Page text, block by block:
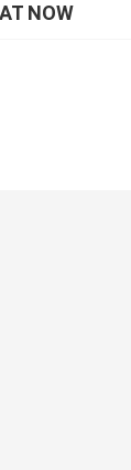
NOW